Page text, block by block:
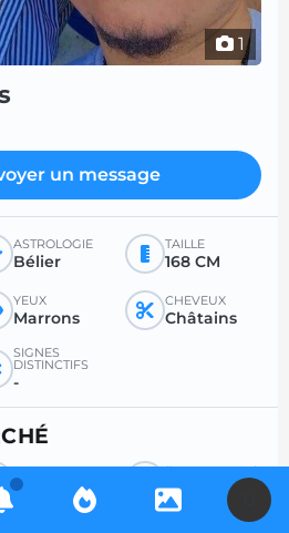
1
un message
ASTROLOGIE
Bélier
TAILLE
168 CM
YEUX
Marrons
CHEVEUX
Châtains
SIGNES
DISTINCTIFS
-
POUR
Sexe
ÂGE SOUHAITÉ